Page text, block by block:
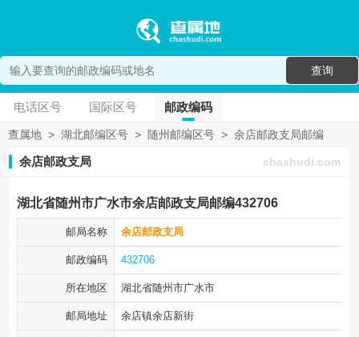
查询
电话区号 国际区号 邮政编码
查属地 > 湖北邮编区号 > 随州邮编区号 > 余店邮政支局邮编
余店邮政支局 chashudi.com
湖北省随州市广水市余店邮政支局邮编432706
邮局名称 余店邮政支局
邮政编码 432706
所在地区 湖北省随州市广水市
邮局地址 余店镇余店新街